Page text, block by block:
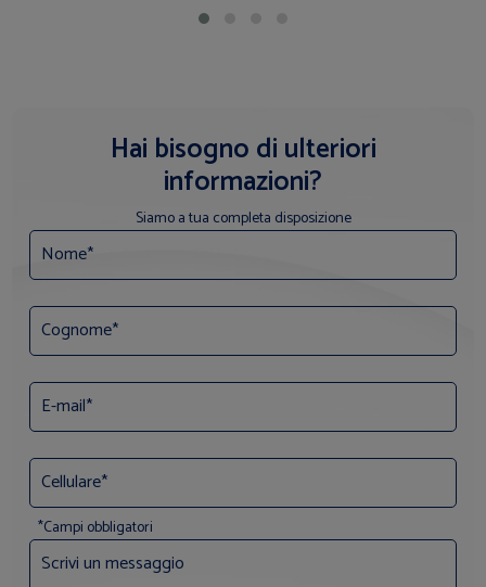
Hai bisogno di ulteriori
informazioni?
Siamo a tua completa disposizione
*Campi obbligatori